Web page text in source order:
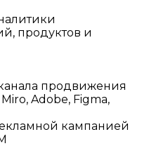
продуктов и
продвижения
Adobe, Figma,
кампанией